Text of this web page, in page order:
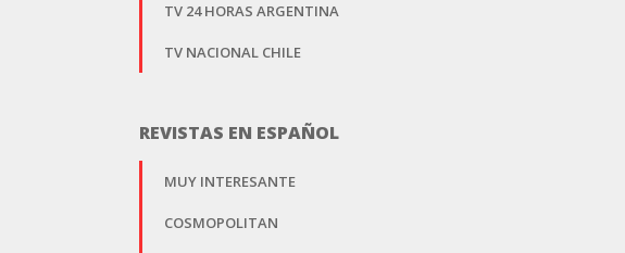
TV 24 HORAS ARGENTINA
TV NACIONAL CHILE
REVISTAS EN ESPAÑOL
MUY INTERESANTE
COSMOPOLITAN